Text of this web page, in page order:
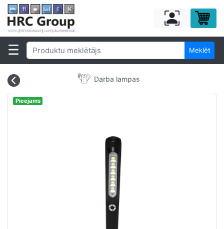
Meklēt
Darba lampas
Pieejams